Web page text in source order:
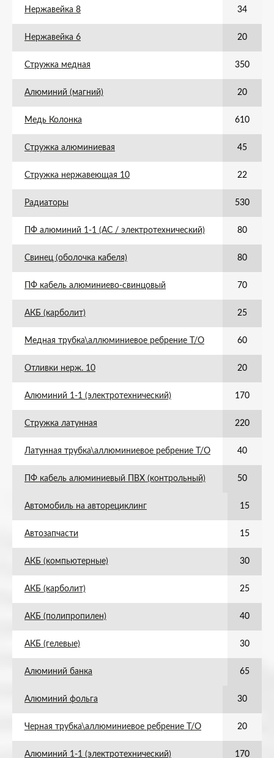
Нержавейка 8 34
Нержавейка 6 20
Стружка медная 350
Алюминий (магний) 20
Медь Колонка 610
Стружка алюминиевая 45
Стружка нержавеющая 10 22
Радиаторы 530
ПФ алюминий 1-1 (АС / электротехнический) 80
Свинец (оболочка кабеля) 80
ПФ кабель алюминиево-свинцовый 70
АКБ (карболит) 25
Медная трубка\аллюминиевое ребрение Т/О 60
Отливки нерж. 10 20
Алюминий 1-1 (электротехнический) 170
Стружка латунная 220
Латунная трубка\аллюминиевое ребрение Т/О 40
ПФ кабель алюминиевый ПВХ (контрольный) 50
Автомобиль на авторециклинг 15
Автозапчасти 15
АКБ (компьютерные) 30
АКБ (карболит) 25
АКБ (полипропилен) 40
АКБ (гелевые) 30
Алюминий банка 65
Алюминий фольга 30
Черная трубка\аллюминиевое ребрение Т/О 20
Алюминий 1-1 (электротехнический) 170